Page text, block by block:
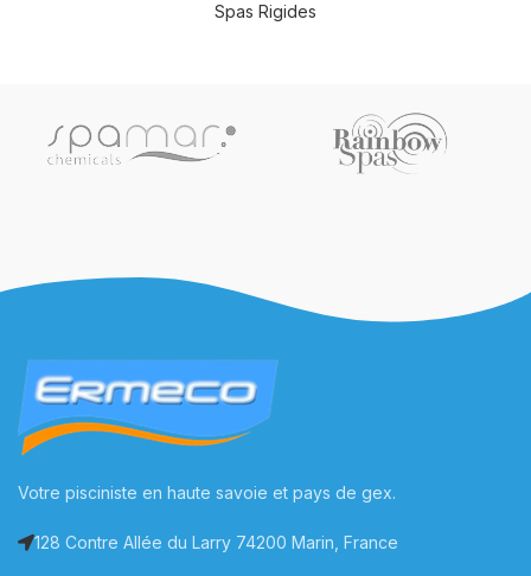
Spas Rigides
Votre pisciniste en haute savoie et pays de gex.
128 Contre Allée du Larry 74200 Marin, France